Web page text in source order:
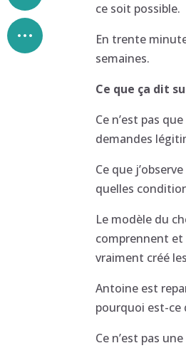
ce soit possible.
En trente
semaines.
Ce que ça dit
Ce n’est pas
demandes
Ce que
quelles
Le modèle du
comprennent et
vraiment créé
Antoine est
pourquoi est-ce
Ce n’est pas